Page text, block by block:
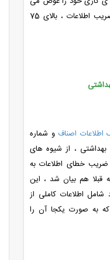
کنند و به همین دلیل است که اینجا ضریب اطلاعات ، بالای 75
اطلاعات اصناف و شماره
بهداشتی ، از شیوه های
خطای اطلاعات به
قبلا هم بیان شد ، این
اطلاعات کاملی از
به صورت یکجا آن را